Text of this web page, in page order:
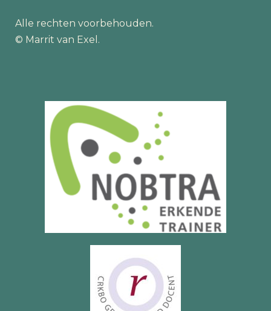
Alle rechten voorbehouden.
© Marrit van Exel.